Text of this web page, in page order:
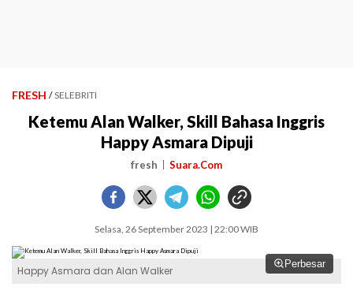
FRESH / SELEBRITI
Ketemu Alan Walker, Skill Bahasa Inggris
Happy Asmara Dipuji
fresh Suara.Com
Selasa, 26 September 2023 | 22:00 WIB
Perbesar
Happy Asmara dan Alan Walker